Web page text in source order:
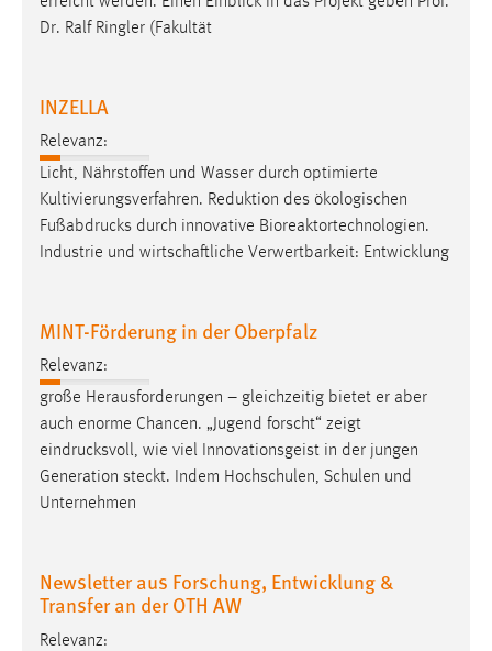
Dr. Ralf Ringler (Fakultät
INZELLA
Relevanz:
Licht, Nährstoffen und Wasser durch optimierte
Kultivierungsverfahren. Reduktion des ökologischen
Fußabdrucks durch innovative Bioreaktortechnologien.
Industrie und wirtschaftliche Verwertbarkeit: Entwicklung
MINT-Förderung in der Oberpfalz
Relevanz:
große Herausforderungen – gleichzeitig bietet er aber
auch enorme Chancen. „Jugend forscht“ zeigt
eindrucksvoll, wie viel Innovationsgeist in der jungen
Generation steckt. Indem Hochschulen, Schulen und
Unternehmen
Newsletter aus Forschung, Entwicklung &
Transfer an der OTH AW
Relevanz: